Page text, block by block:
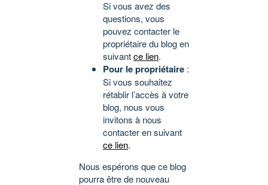
Si vous avez des
questions, vous
pouvez contacter le
propriétaire du blog en
suivantce lien.
Pour le propriétaire :
Si vous souhaitez
rétablir l’accès à votre
blog, nous vous
invitons à nous
contacter en suivant
ce lien.
Nous espérons que ce blog
pourra être de nouveau